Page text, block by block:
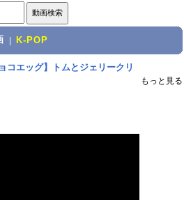
K-POP
ョコエッグ】トムとジェリークリ
もっと見る